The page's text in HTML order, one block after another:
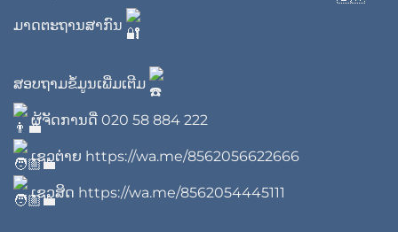
ມາດຕະຖານສາກົນ
ສອບຖາມຂໍ້ມູນເພີ່ມເຕີມ
ຜູ້ຈັດການດີ່ 020 58 884 222
ເຊວຕ່າຍ https://wa.me/8562056622666
ເຊວສິດ https://wa.me/8562054445111